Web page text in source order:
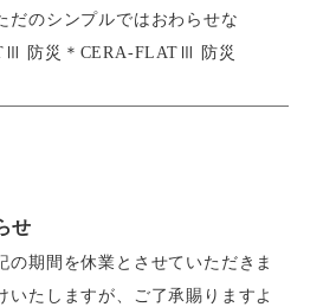
だのシンプルではおわらせな
防災＊CERA-FLATⅢ 防災
せ
の期間を休業とさせていただきま
いたしますが、ご了承賜りますよ